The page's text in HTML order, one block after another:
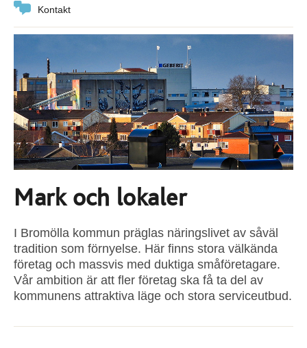
Kontakt
Mark och lokaler
I Bromölla kommun präglas näringslivet av såväl
tradition som förnyelse. Här finns stora välkända
företag och massvis med duktiga småföretagare.
Vår ambition är att fler företag ska få ta del av
kommunens attraktiva läge och stora serviceutbud.